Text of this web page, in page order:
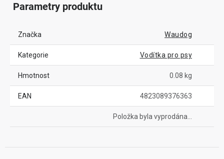
Parametry produktu
Značka Waudog
Kategorie Vodítka pro psy
Hmotnost 0.08 kg
EAN 4823089376363
Položka byla vyprodána…